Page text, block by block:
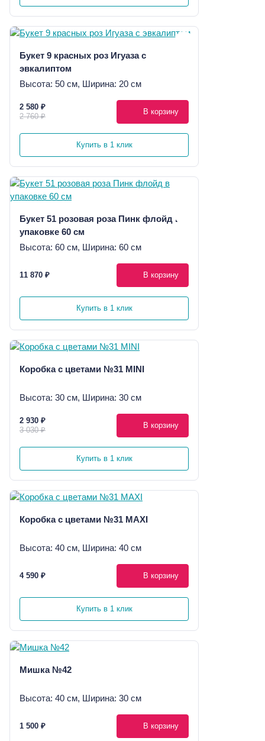
Букет 9 красных роз Игуаза с
эвкалиптом
Высота: 50 см, Ширина: 20 см
2 580 ₽
2 760 ₽
В корзину
Купить в 1 клик
Букет 51 розовая роза Пинк флойд в
упаковке 60 см
Высота: 60 см, Ширина: 60 см
11 870 ₽ В корзину
Купить в 1 клик
Коробка с цветами №31 MINI
Высота: 30 см, Ширина: 30 см
2 930 ₽
3 030 ₽
В корзину
Купить в 1 клик
Коробка с цветами №31 MAXI
Высота: 40 см, Ширина: 40 см
4 590 ₽ В корзину
Купить в 1 клик
Мишка №42
Высота: 40 см, Ширина: 30 см
1 500 ₽ В корзину